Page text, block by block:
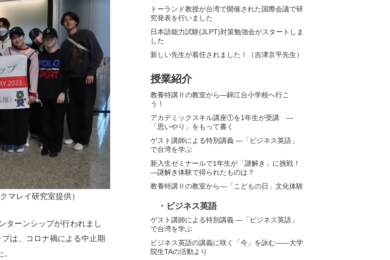
マレイ研究室提供）
ターンシップが行われまし
は、コロナ禍による中止期
トーランド教授が台湾で開催された国際会議で研
究発表を行いました
日本語能力試験(JLPT)対策勉強会がスタートしま
した
新しい先生が着任されました！（吉津京平先生）
授業紹介
教養特講Ⅱの教室から―錦江台小学校へ行こ
う！
アカデミックスキル講座①を1年生が受講 ―
「思いやり」をもって書く
ゲスト講師による特別講義 ―「ビジネス英語」
で台湾を学ぶ
新入生ゼミナールで1年生が「謎解き」に挑戦！
―謎解き体験で得られたものは？
教養特講Ⅱの教室から―「こどもの日」文化体験
・ビジネス英語
ゲスト講師による特別講義 ―「ビジネス英語」
で台湾を学ぶ
ビジネス英語の講義に咲く「今」を詠む――大学
院生TAの活動より